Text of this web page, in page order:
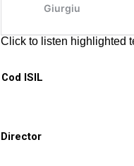
Cod ISIL
Director